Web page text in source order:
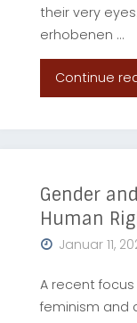
their very
erhobenen …
Continue
Gender
Human
Januar 11,
A recent
feminism and